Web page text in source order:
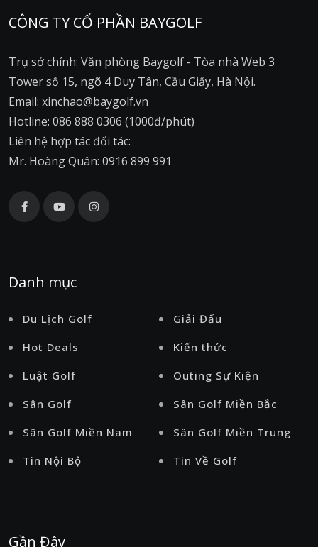
CÔNG TY CỔ PHẦN BAYGOLF
Trụ sở chính: Văn phòng Baygolf - Tòa nhà Web 3
Tower số 15, ngõ 4 Duy Tân, Cầu Giấy, Hà Nội.
Email: xinchao@baygolf.vn
Hotline: 086 888 0306 (1000đ/phút)
Liên hệ hợp tác đối tác:
Mr. Hoàng Quân: 0916 899 991
Danh mục
Du Lịch Golf
Giải Đấu
Hot Deals
Kiến thức
Luật Golf
Outing Sự Kiện
Sân Golf
Sân Golf Miền Bắc
Sân Golf Miền Nam
Sân Golf Miền Trung
Tin Nội Bộ
Tin Về Golf
Gần Đây